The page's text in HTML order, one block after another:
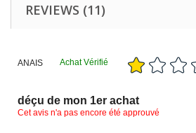
REVIEWS (11)
ANAIS Achat Vérifié
déçu de mon 1er achat
Cet avis n'a pas encore été approuvé